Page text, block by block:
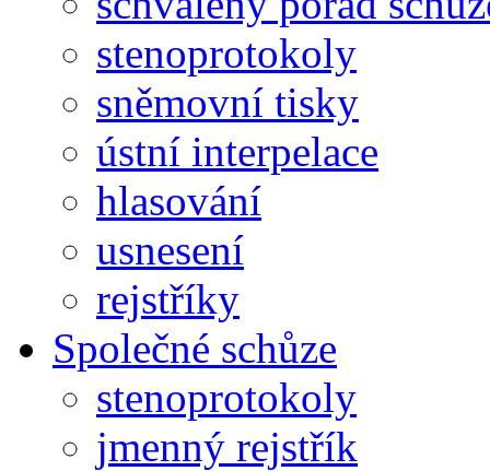
stenoprotokoly
sněmovní tisky
ústní interpelace
hlasování
usnesení
rejstříky
Společné schůze
stenoprotokoly
jmenný rejstřík